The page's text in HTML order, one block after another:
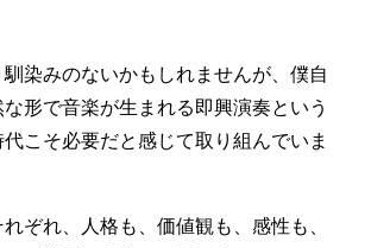
染みのないかもしれませんが、僕自
形で音楽が生まれる即興演奏という
こそ必要だと感じて取り組んでいま
ぞれ、人格も、価値観も、感性も、